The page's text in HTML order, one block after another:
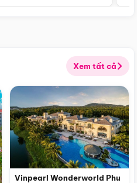
Xem tất cả
Vinpearl Wonderworld Phu